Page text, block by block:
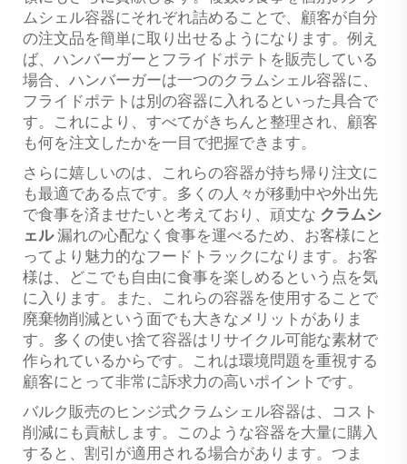
ムシェル容器にそれぞれ詰めることで、顧客が自分
の注文品を簡単に取り出せるようになります。例え
ば、ハンバーガーとフライドポテトを販売している
場合、ハンバーガーは一つのクラムシェル容器に、
フライドポテトは別の容器に入れるといった具合で
す。これにより、すべてがきちんと整理され、顧客
も何を注文したかを一目で把握できます。
さらに嬉しいのは、これらの容器が持ち帰り注文に
も最適である点です。多くの人々が移動中や外出先
で食事を済ませたいと考えており、頑丈な クラムシ
ェル漏れの心配なく食事を運べるため、お客様にと
ってより魅力的なフードトラックになります。お客
様は、どこでも自由に食事を楽しめるという点を気
に入ります。また、これらの容器を使用することで
廃棄物削減という面でも大きなメリットがありま
す。多くの使い捨て容器はリサイクル可能な素材で
作られているからです。これは環境問題を重視する
顧客にとって非常に訴求力の高いポイントです。
バルク販売のヒンジ式クラムシェル容器は、コスト
削減にも貢献します。このような容器を大量に購入
すると、割引が適用される場合があります。つま